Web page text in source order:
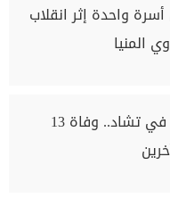
من أسرة واحدة إثر انقلاب
المنيا
بعد تفشي الكوليرا في تشاد.. وفاة 13